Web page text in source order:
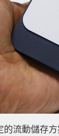
流動儲存